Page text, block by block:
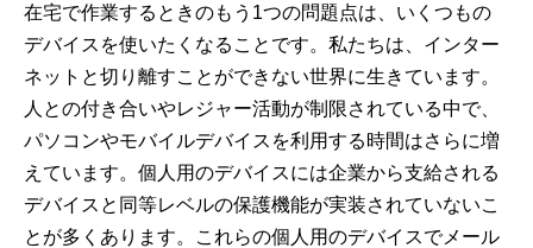
在宅で作業するときのもう1つの問題点は、いくつもの
デバイスを使いたくなることです。私たちは、インター
ネットと切り離すことができない世界に生きています。
人との付き合いやレジャー活動が制限されている中で、
パソコンやモバイルデバイスを利用する時間はさらに増
えています。個人用のデバイスには企業から支給される
デバイスと同等レベルの保護機能が実装されていないこ
とが多くあります。これらの個人用のデバイスでメール